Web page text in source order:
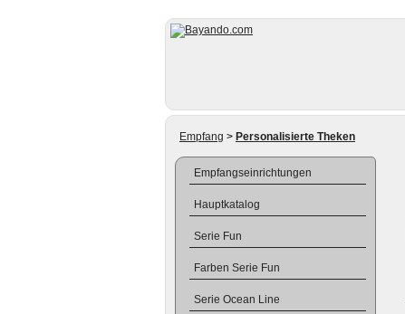
Empfang > Personalisierte Theken
Empfangseinrichtungen
Hauptkatalog
Serie Fun
Farben Serie Fun
Serie Ocean Line